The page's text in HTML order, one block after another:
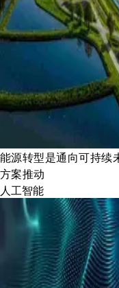
能源转型是通向可持
方案推动
人工智能